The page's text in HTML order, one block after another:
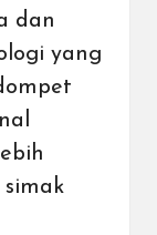
dan
yang
simak